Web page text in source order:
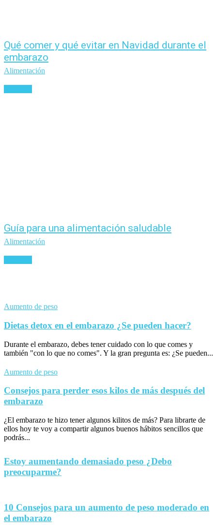
Qué comer y qué evitar en Navidad durante el
embarazo
Alimentación
Guía para una alimentación saludable
Alimentación
Aumento de peso
Dietas detox en el embarazo ¿Se pueden hacer?
Durante el embarazo, debes tener cuidado con lo que comes y
también "con lo que no comes". Y la gran pregunta es: ¿Se pueden...
Aumento de peso
Consejos para perder esos kilos de más después del
embarazo
¿El embarazo te hizo tener algunos kilitos de más? Para librarte de
ellos hoy te voy a compartir algunos buenos hábitos sencillos que
podrás...
Estoy aumentando demasiado peso ¿Debo
preocuparme?
10 Consejos para un aumento de peso moderado en
el embarazo